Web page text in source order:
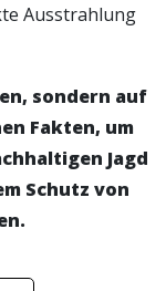
Ausstrahlung
sondern auf
Fakten, um
Jagd
Schutz von